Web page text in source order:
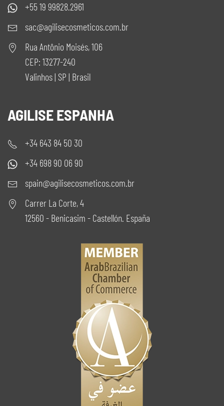
+55 19 99828.2961
sac@agilisecosmeticos.com.br
Rua Antônio Moisés, 106
CEP: 13277-240
Valinhos | SP | Brasil
AGILISE ESPANHA
+34 643 84 50 30
+34 698 90 06 90
spain@agilisecosmeticos.com.br
Carrer La Corte, 4
12560 - Benicasim - Castellón. España